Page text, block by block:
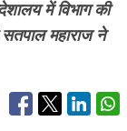
में विभाग की
महाराज ने